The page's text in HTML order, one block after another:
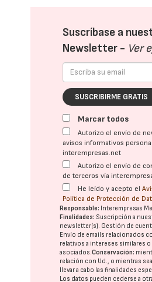
Suscríbase a
Newsletter - Ver
SUSCRIBIRME GRATIS
Marcar todos
Autorizo el envío de
avisos informativos
interempresas.net
Autorizo el envío de
de terceros vía
He leído y acepto el
Política de Protección de
Responsable: Interempresas
Finalidades: Suscripción a
newsletter(s). Gestión de
Envío de emails relacionados
relativos a intereses similares o
asociados.Conservación:
relación con Ud., o mientras
llevar a cabo las finalidades
Los datos pueden cederse a